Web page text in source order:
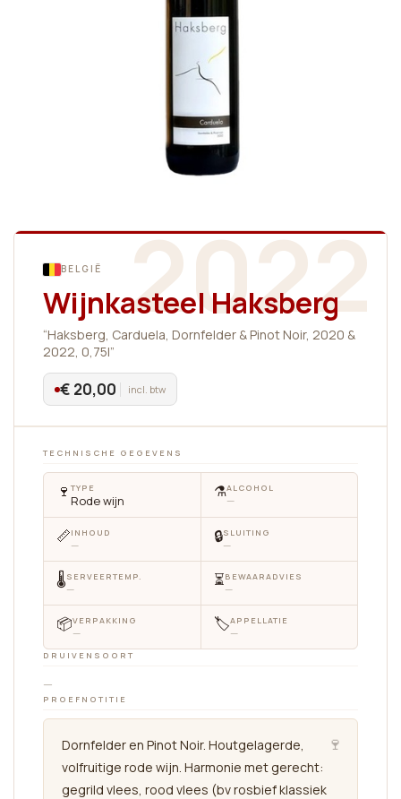
2022
BELGIË
Wijnkasteel Haksberg
“Haksberg, Carduela, Dornfelder & Pinot Noir, 2020 &
2022, 0,75l”
€ 20,00 incl. btw
TECHNISCHE GEGEVENS
🍷 TYPE
Rode wijn ⚗️ALCOHOL
—
📏INHOUD
— 🔒SLUITING
—
🌡SERVEERTEMP.
— ⏳BEWAARADVIES
—
📦VERPAKKING
— 🏷APPELLATIE
—
DRUIVENSOORT
—
PROEFNOTITIE
🍷
Dornfelder en Pinot Noir. Houtgelagerde,
volfruitige rode wijn. Harmonie met gerecht:
gegrild vlees, rood vlees (bv rosbief klassiek